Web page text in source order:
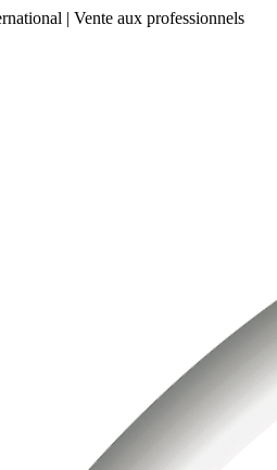
| Vente aux professionnels